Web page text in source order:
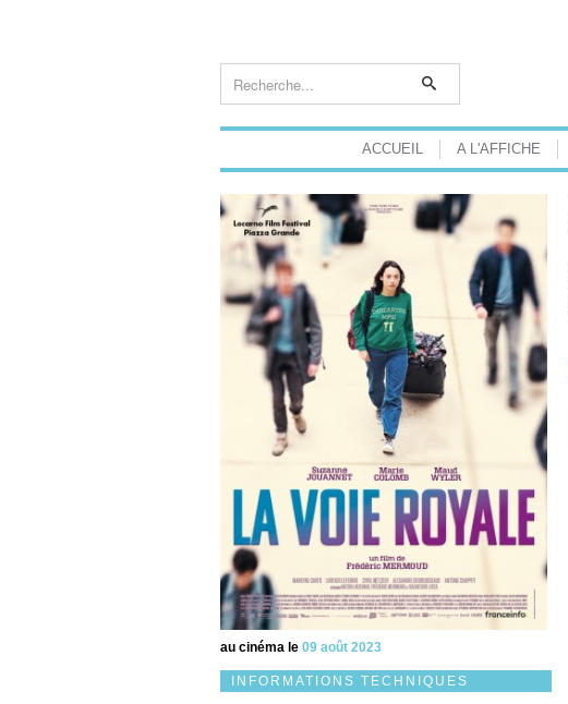
ACCUEIL A L'AFFICHE
au cinéma le 09 août 2023
INFORMATIONS TECHNIQUES